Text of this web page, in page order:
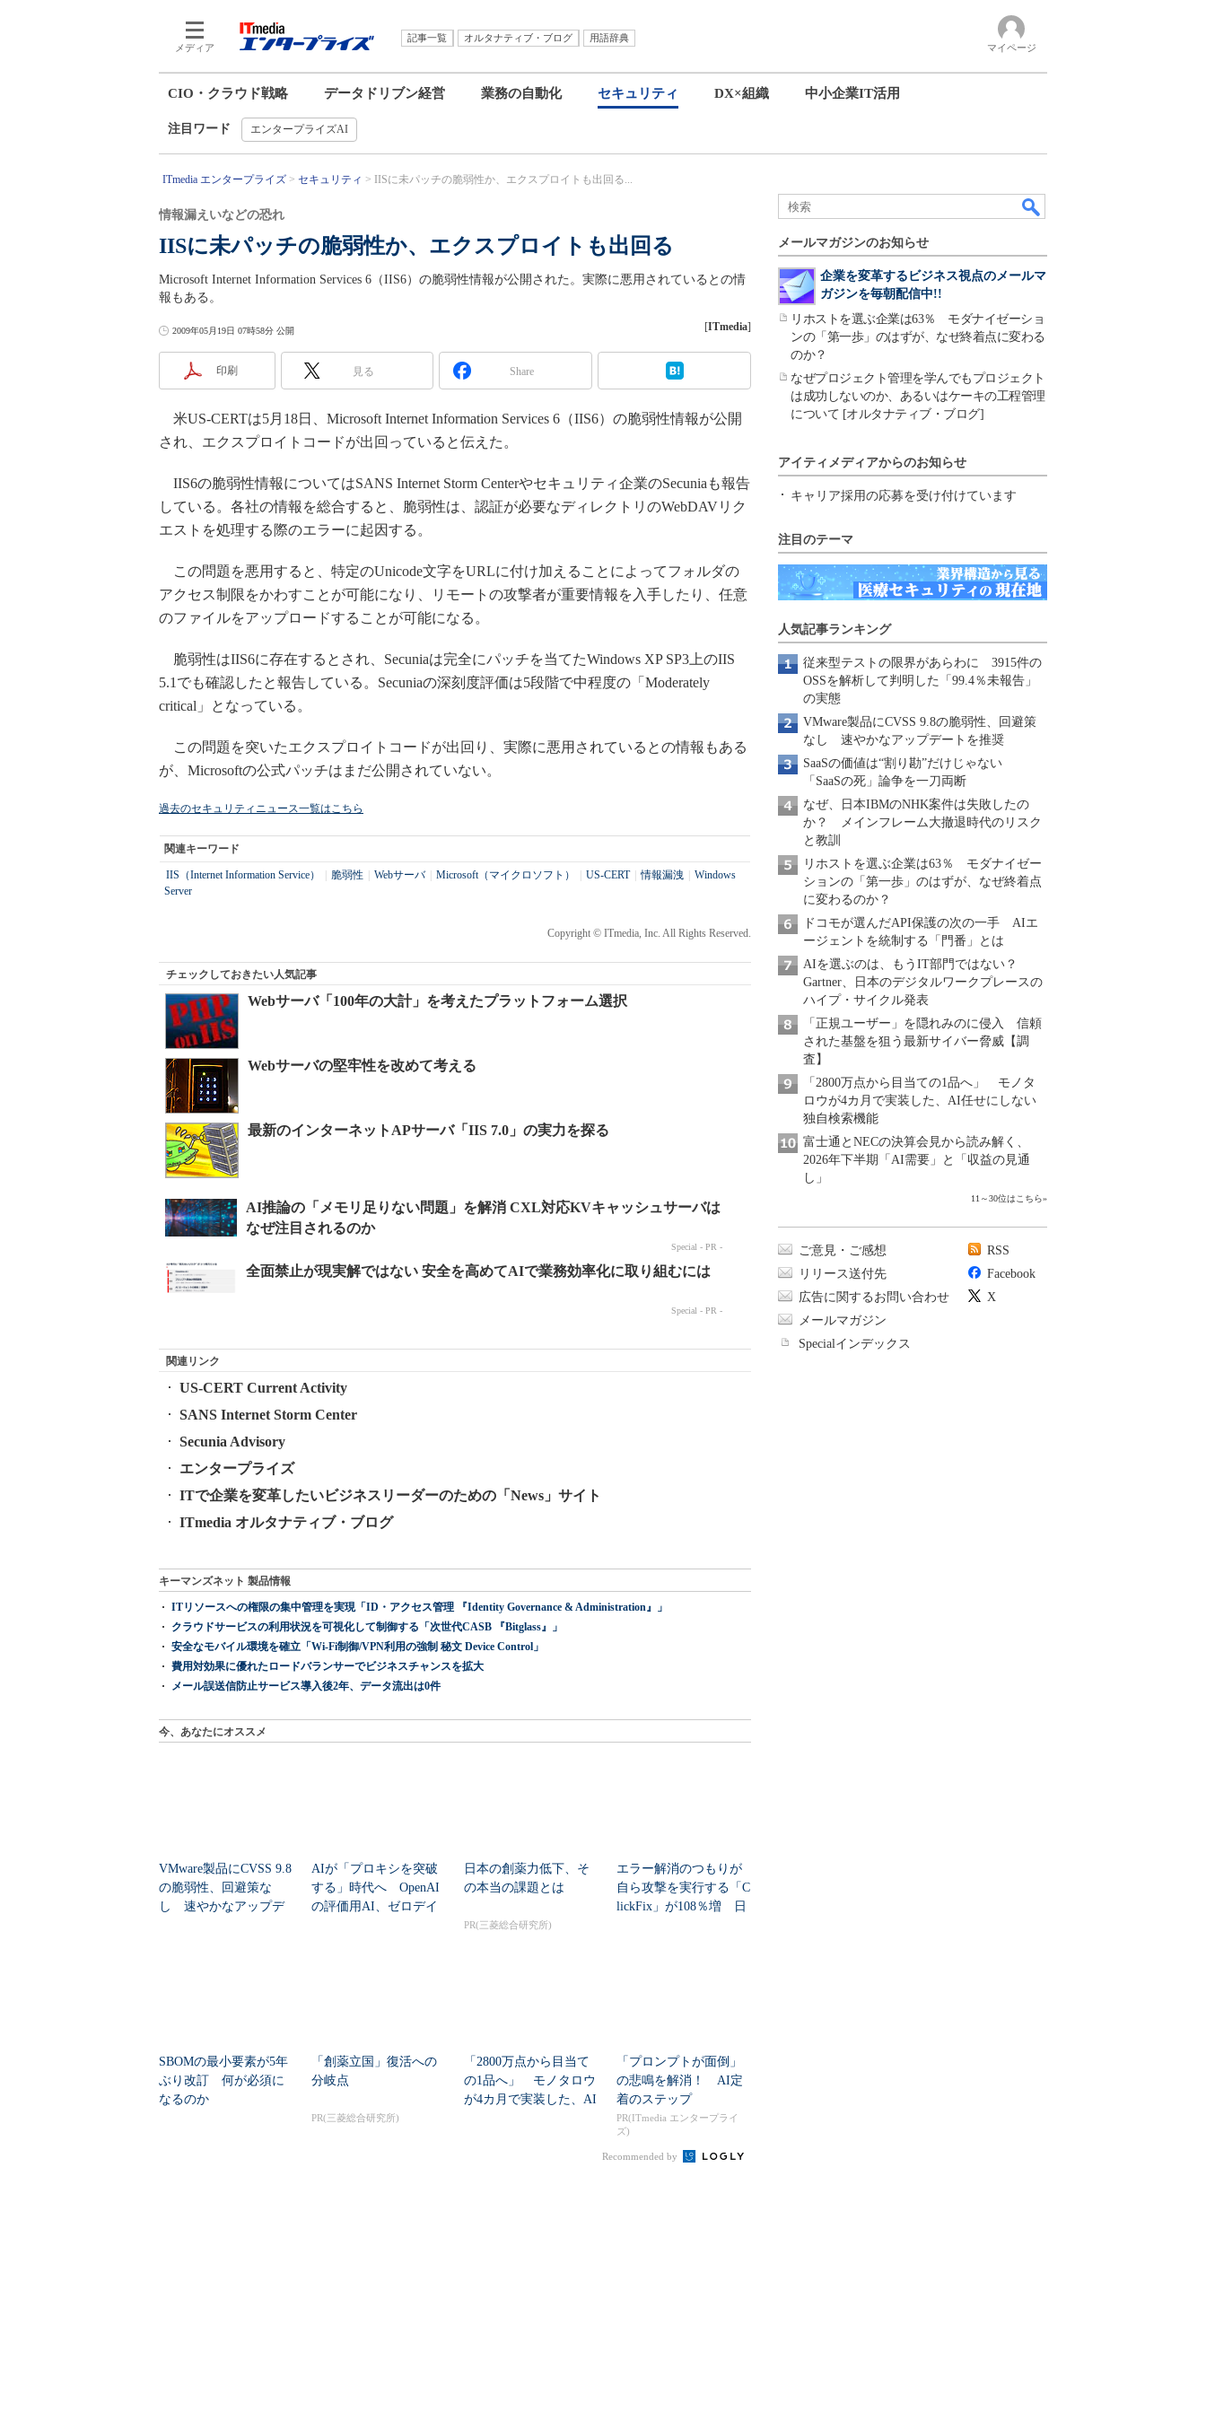
メディア
記事一覧 オルタナティブ・ブログ
用語辞典
マイページ
CIO・クラウド戦略 データドリブン経営 業務の自動化 セキュリティ DX×組織 中小企業IT活用
注目ワード エンタープライズAI
ITmedia エンタープライズ セキュリティ IISに未パッチの脆弱性か、エクスプロイトも出回る...
IISに未パッチの脆弱性か、エクスプロイトも出回る
情報漏えいなどの恐れ
Microsoft Internet Information Services 6（IIS6）の脆弱性情報が公開された。実際に悪用されているとの情
報もある。
2009年05月19日 07時58分 公開 [ITmedia]
印刷 見る Share
米US-CERTは5月18日、Microsoft Internet Information Services 6（IIS6）の脆弱性情報が公開
され、エクスプロイトコードが出回っていると伝えた。
IIS6の脆弱性情報についてはSANS Internet Storm Centerやセキュリティ企業のSecuniaも報告
している。各社の情報を総合すると、脆弱性は、認証が必要なディレクトリのWebDAVリク
エストを処理する際のエラーに起因する。
この問題を悪用すると、特定のUnicode文字をURLに付け加えることによってフォルダの
アクセス制限をかわすことが可能になり、リモートの攻撃者が重要情報を入手したり、任意
のファイルをアップロードすることが可能になる。
脆弱性はIIS6に存在するとされ、Secuniaは完全にパッチを当てたWindows XP SP3上のIIS
5.1でも確認したと報告している。Secuniaの深刻度評価は5段階で中程度の「Moderately
critical」となっている。
この問題を突いたエクスプロイトコードが出回り、実際に悪用されているとの情報もある
が、Microsoftの公式パッチはまだ公開されていない。
過去のセキュリティニュース一覧はこちら
関連キーワード
IIS（Internet Information Service） 脆弱性 Webサーバ Microsoft（マイクロソフト） US-CERT 情報漏洩
Windows
Server
Copyright © ITmedia, Inc. All Rights Reserved.
チェックしておきたい人気記事
Webサーバ「100年の大計」を考えたプラットフォーム選択
Webサーバの堅牢性を改めて考える
最新のインターネットAPサーバ「IIS 7.0」の実力を探る
関連リンク
US-CERT Current Activity
SANS Internet Storm Center
Secunia Advisory
エンタープライズ
ITで企業を変革したいビジネスリーダーのための「News」サイト
ITmedia オルタナティブ・ブログ
キーマンズネット 製品情報
ITリソースへの権限の集中管理を実現「ID・アクセス管理 『Identity Governance & Administration』」
クラウドサービスの利用状況を可視化して制御する「次世代CASB 『Bitglass』」
安全なモバイル環境を確立「Wi-Fi制御/VPN利用の強制 秘文 Device Control」
費用対効果に優れたロードバランサーでビジネスチャンスを拡大
メール誤送信防止サービス導入後2年、データ流出は0件
今、あなたにオススメ
VMware製品にCVSS 9.8
の脆弱性、回避策な
し 速やかなアップデ
AIが「プロキシを突破
する」時代へ OpenAI
の評価用AI、ゼロデイ
日本の創薬力低下、そ
の本当の課題とは
PR(三菱総合研究所)
エラー解消のつもりが
自ら攻撃を実行する「C
lickFix」が108％増 日
SBOMの最小要素が5年
ぶり改訂 何が必須に
なるのか
「創薬立国」復活への
分岐点
PR(三菱総合研究所)
「2800万点から目当て
の1品へ」 モノタロウ
が4カ月で実装した、AI
「プロンプトが面倒」
の悲鳴を解消！ AI定
着のステップ
PR(ITmedia エンタープライ
ズ)
Recommended by
メールマガジンのお知らせ
企業を変革するビジネス視点のメールマ
ガジンを毎朝配信中!!
リホストを選ぶ企業は63％ モダナイゼーショ
ンの「第一歩」のはずが、なぜ終着点に変わる
のか？
なぜプロジェクト管理を学んでもプロジェクト
は成功しないのか、あるいはケーキの工程管理
について [オルタナティブ・ブログ]
アイティメディアからのお知らせ
キャリア採用の応募を受け付けています
注目のテーマ
人気記事ランキング
従来型テストの限界があらわに 3915件の
OSSを解析して判明した「99.4％未報告」
の実態
VMware製品にCVSS 9.8の脆弱性、回避策
なし 速やかなアップデートを推奨
SaaSの価値は“割り勘”だけじゃない
「SaaSの死」論争を一刀両断
なぜ、日本IBMのNHK案件は失敗したの
か？ メインフレーム大撤退時代のリスク
と教訓
リホストを選ぶ企業は63％ モダナイゼー
ションの「第一歩」のはずが、なぜ終着点
に変わるのか？
ドコモが選んだAPI保護の次の一手 AIエ
ージェントを統制する「門番」とは
AIを選ぶのは、もうIT部門ではない？
Gartner、日本のデジタルワークプレースの
ハイプ・サイクル発表
「正規ユーザー」を隠れみのに侵入 信頼
された基盤を狙う最新サイバー脅威【調
査】
「2800万点から目当ての1品へ」 モノタ
ロウが4カ月で実装した、AI任せにしない
独自検索機能
富士通とNECの決算会見から読み解く、
2026年下半期「AI需要」と「収益の見通
し」
11～30位はこちら»
ご意見・ご感想
リリース送付先
広告に関するお問い合わせ
メールマガジン
Specialインデックス
RSS
Facebook
X